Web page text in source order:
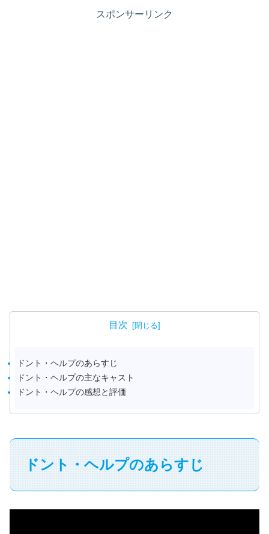
スポンサーリンク
目次
ドント・ヘルプのあらすじ
ドント・ヘルプの主なキャスト
ドント・ヘルプの感想と評価
ドント・ヘルプのあらすじ